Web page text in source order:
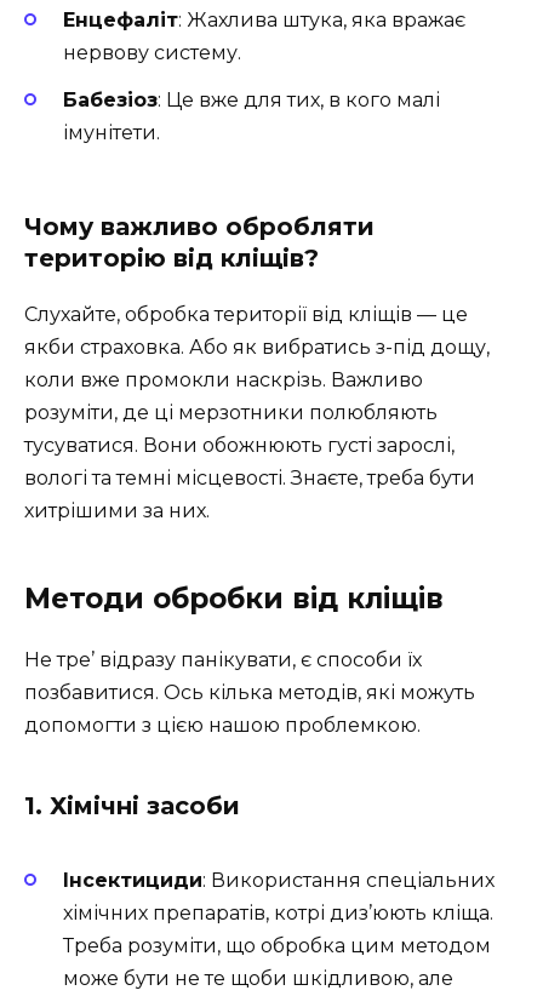
Енцефаліт: Жахлива штука, яка вражає
нервову систему.
Бабезіоз: Це вже для тих, в кого малі
імунітети.
Чому важливо обробляти
територію від кліщів?
Слухайте, обробка території від кліщів — це
якби страховка. Або як вибратись з-під дощу,
коли вже промокли наскрізь. Важливо
розуміти, де ці мерзотники полюбляють
тусуватися. Вони обожнюють густі зарослі,
вологі та темні місцевості. Знаєте, треба бути
хитрішими за них.
Методи обробки від кліщів
Не тре’ відразу панікувати, є способи їх
позбавитися. Ось кілька методів, які можуть
допомогти з цією нашою проблемкою.
1. Хімічні засоби
Інсектициди: Використання спеціальних
хімічних препаратів, котрі диз’юють кліща.
Треба розуміти, що обробка цим методом
може бути не те щоби шкідливою, але